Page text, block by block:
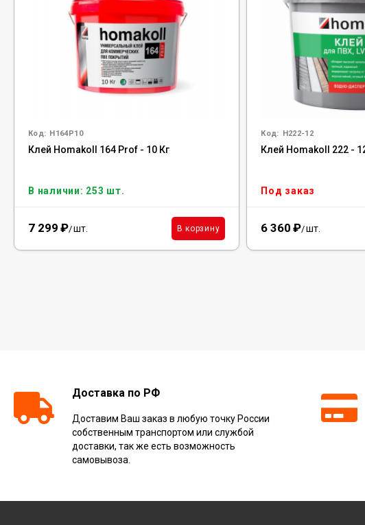
Код: H164P10
Клей Homakoll 164 Prof - 10 Кг
В наличии: 253 шт.
7 299 ₽/шт. В корзину
Код: H222-12
Клей Homakoll 222 -
Под заказ
6 360 ₽/шт.
Доставка по РФ
Доставим Ваш заказ в любую точку России
собственным транспортом или службой
доставки, так же есть возможность
самовывоза.